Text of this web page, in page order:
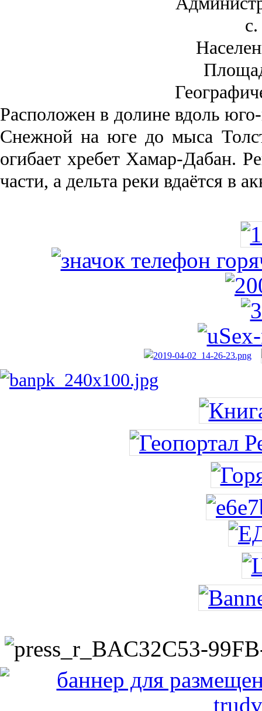
Рас­положен в долине вдоль
Снежной на юге до мыса
огибает хребет Хамар-Дабан.
части, а дельта реки вда­ётся в